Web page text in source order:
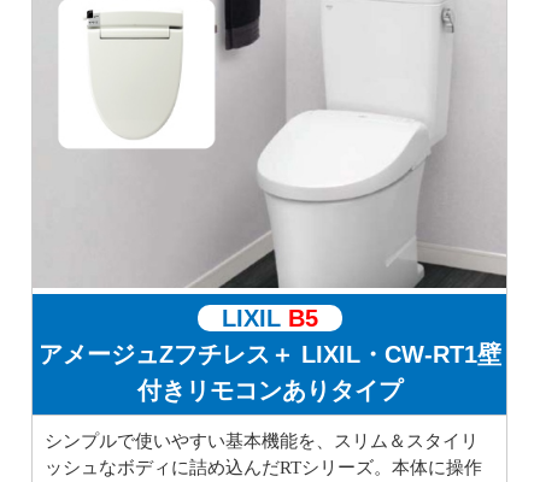
LIXIL B5
アメージュZフチレス＋ LIXIL・CW-RT1壁
付きリモコンありタイプ
シンプルで使いやすい基本機能を、スリム＆スタイリ
ッシュなボディに詰め込んだRTシリーズ。本体に操作